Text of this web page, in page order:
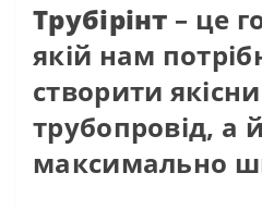
Трубірінт – це
якій нам
створити
трубопровід, а
максимально